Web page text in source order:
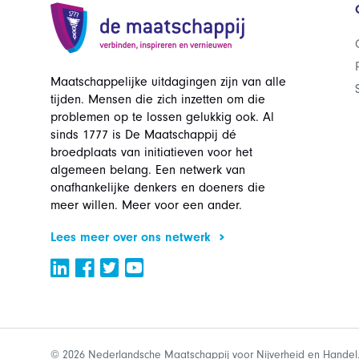
Maatschappelijke uitdagingen zijn van alle
tijden. Mensen die zich inzetten om die
problemen op te lossen gelukkig ook. Al
sinds 1777 is De Maatschappij dé
broedplaats van initiatieven voor het
algemeen belang. Een netwerk van
onafhankelijke denkers en doeners die
meer willen. Meer voor een ander.
Lees meer over ons netwerk
© 2026 Nederlandsche Maatschappij voor Nijverheid en